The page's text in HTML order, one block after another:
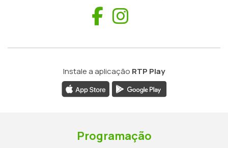
Facebook
Instale a aplicação RTP Play
Programação